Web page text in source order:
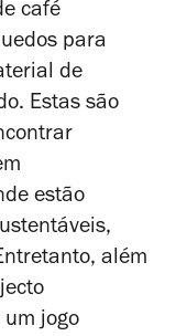
café
para
de
Estas são
estão
além
um jogo